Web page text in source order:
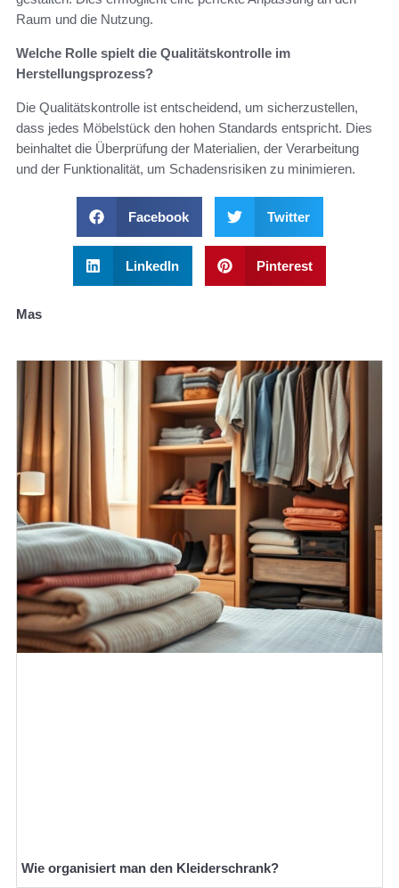
Raum und die Nutzung.
Welche Rolle spielt die Qualitätskontrolle im
Herstellungsprozess?
Die Qualitätskontrolle ist entscheidend, um sicherzustellen,
dass jedes Möbelstück den hohen Standards entspricht. Dies
beinhaltet die Überprüfung der Materialien, der Verarbeitung
und der Funktionalität, um Schadensrisiken zu minimieren.
Facebook Twitter
LinkedIn Pinterest
Mas
Wie organisiert man den Kleiderschrank?